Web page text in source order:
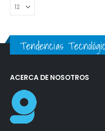
Tendencias
ACERCA DE NOSOTROS